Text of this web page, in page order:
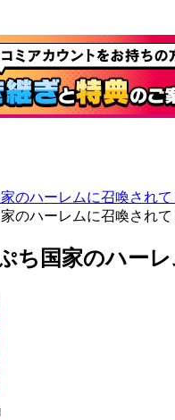
のハーレムに召喚されて
のハーレムに召喚され
ち国家のハー